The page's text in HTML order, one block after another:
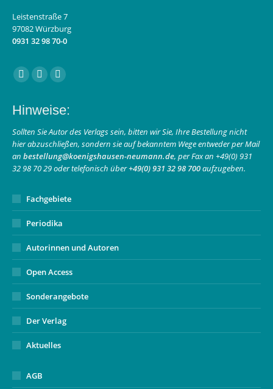
Leistenstraße 7
97082 Würzburg
0931 32 98 70-0
Finden Sie uns auf:
Facebook
opens
in
new
window
Instagram
opens
in
new
window
E-
page
opens
in
new
window
Hinweise:
Sollten Sie Autor des Verlags sein, bitten wir Sie, Ihre Bestellung nicht
hier abzuschließen, sondern sie auf bekanntem Wege entweder per Mail
an bestellung@koenigshausen-neumann.de, per Fax an +49(0) 931
32 98 70 29 oder telefonisch über+49(0) 931 32 98 700aufzugeben.
Fachgebiete
Periodika
Autorinnen und Autoren
Open Access
Sonderangebote
Der Verlag
Aktuelles
AGB